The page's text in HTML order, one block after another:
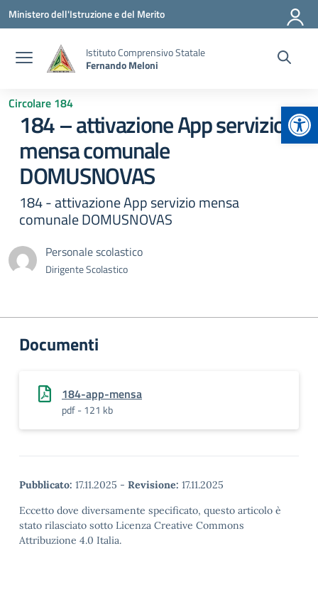
Vai ai contenuti
Vai al menu di navigazione
Vai al footer
Ministero dell'Istruzione e del Merito
Istituto Comprensivo Statale
Fernando Meloni
Circolare 184
184 – attivazione App servizio
mensa comunale
DOMUSNOVAS
184 - attivazione App servizio mensa
comunale DOMUSNOVAS
Personale scolastico
Dirigente Scolastico
Documenti
184-app-mensa
pdf - 121 kb
Pubblicato: 17.11.2025 - Revisione: 17.11.2025
Eccetto dove diversamente specificato, questo articolo è
stato rilasciato sotto Licenza Creative Commons
Attribuzione 4.0 Italia.